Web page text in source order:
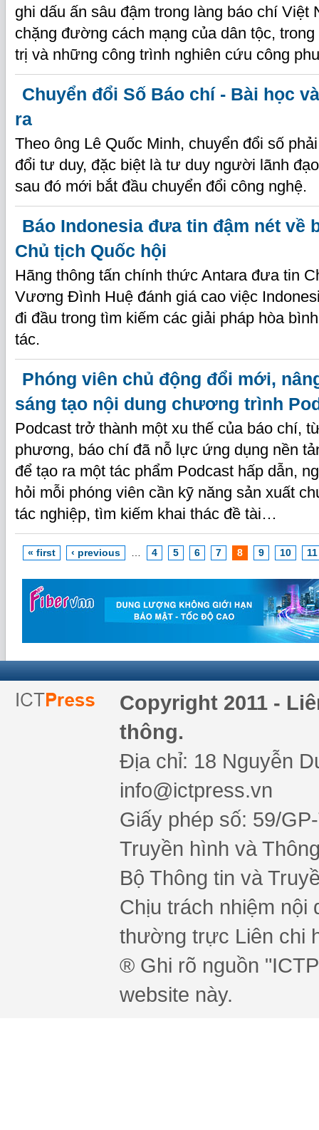
ghi dấu ấn sâu đậm trong làng báo chí Việt
chặng đường cách mạng của dân tộc,
trị và những công trình nghiên cứu công
Chuyển đổi Số Báo chí - Bài học
ra
Theo ông Lê Quốc Minh, chuyển đổi số
đổi tư duy, đặc biệt là tư duy người lãnh
sau đó mới bắt đầu chuyển đổi công nghệ.
Báo Indonesia đưa tin đậm nét về
Chủ tịch Quốc hội
Hãng thông tấn chính thức Antara đưa tin
Vương Đình Huệ đánh giá cao việc
đi đầu trong tìm kiếm các giải pháp hòa
tác.
Phóng viên chủ động đổi mới,
sáng tạo nội dung chương trình
Podcast trở thành một xu thế của báo chí,
phương, báo chí đã nỗ lực ứng dụng nền
để tạo ra một tác phẩm Podcast hấp dẫn,
hỏi mỗi phóng viên cần kỹ năng sản xuất
tác nghiệp, tìm kiếm khai thác đề tài…
« first ‹ previous 4 5 6 7 8 9 10 11
Copyright 2011 -
thông.
Địa chỉ: 18 Nguyễn
info@ictpress.vn
Giấy phép số: 59/
Truyền hình và
Bộ Thông tin và
Chịu trách nhiệm nội
thường trực Liên chi
® Ghi rõ nguồn
website này.